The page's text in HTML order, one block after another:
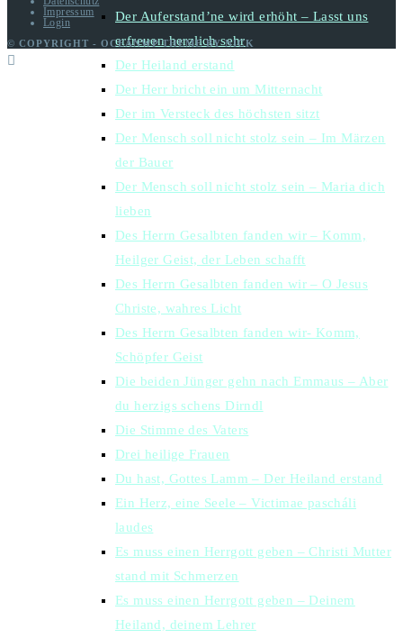
Der Auferstand’ne wird erhöht – Lasst uns
erfreuen herzlich sehr
Der Heiland erstand
Der Herr bricht ein um Mitternacht
Der im Versteck des höchsten sitzt
Der Mensch soll nicht stolz sein – Im Märzen
der Bauer
Der Mensch soll nicht stolz sein – Maria dich
lieben
Des Herrn Gesalbten fanden wir – Komm,
Heilger Geist, der Leben schafft
Des Herrn Gesalbten fanden wir – O Jesus
Christe, wahres Licht
Des Herrn Gesalbten fanden wir- Komm,
Schöpfer Geist
Die beiden Jünger gehn nach Emmaus – Aber
du herzigs schens Dirndl
Die Stimme des Vaters
Drei heilige Frauen
Du hast, Gottes Lamm – Der Heiland erstand
Ein Herz, eine Seele – Victimae pascháli
laudes
Es muss einen Herrgott geben – Christi Mutter
stand mit Schmerzen
Es muss einen Herrgott geben – Deinem
Heiland, deinem Lehrer
Impressum
Login
© COPYRIGHT - OCEANWP THEME BY NICK